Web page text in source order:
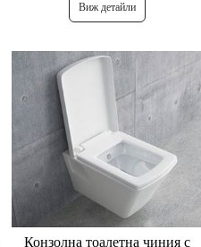
Виж детайли
Конзолна тоалетна чиния с